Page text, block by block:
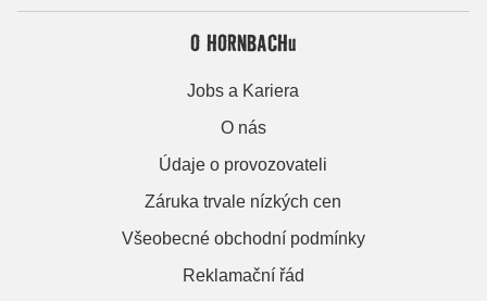
O HORNBACHu
Jobs a Kariera
O nás
Údaje o provozovateli
Záruka trvale nízkých cen
Všeobecné obchodní podmínky
Reklamační řád